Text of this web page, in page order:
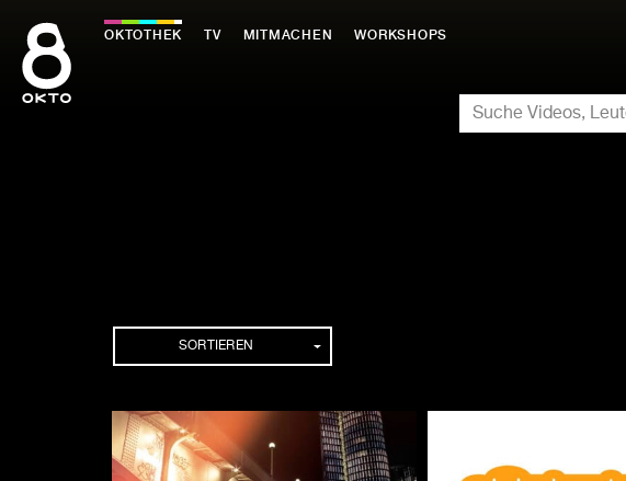
Inhalt
springen
OKTOTHEK TV MITMACHEN WORKSHOPS
SUCHE
Sendereihen
SORTIEREN